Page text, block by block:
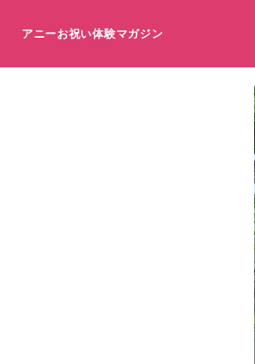
アニーお祝い体験マガジン